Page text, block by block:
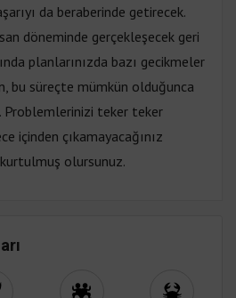
da beraberinde getirecek.
döneminde gerçekleşecek geri
planlarınızda bazı gecikmeler
bu süreçte mümkün olduğunca
Problemlerinizi teker teker
içinden çıkamayacağınız
olursunuz.